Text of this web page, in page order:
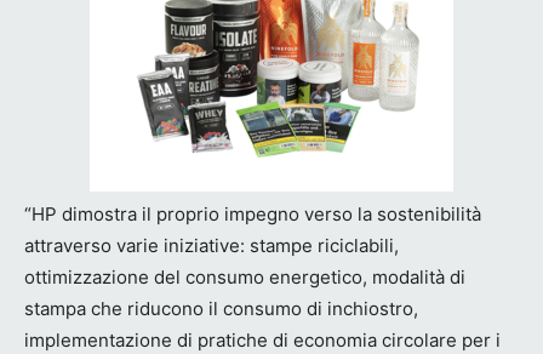
“HP dimostra il proprio impegno verso la sostenibilità
attraverso varie iniziative: stampe riciclabili,
ottimizzazione del consumo energetico, modalità di
stampa che riducono il consumo di inchiostro,
implementazione di pratiche di economia circolare per i